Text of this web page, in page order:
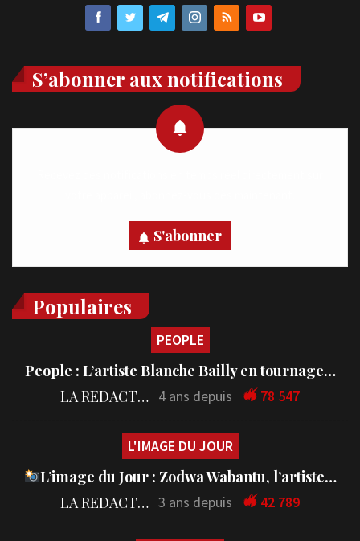
S’abonner aux notifications
S'abonner
Populaires
PEOPLE
People : L’artiste Blanche Bailly en tournage…
LA REDACTION 4 ans depuis 78 547
L'IMAGE DU JOUR
L’image du Jour : Zodwa Wabantu, l’artiste…
LA REDACTION 3 ans depuis 42 789